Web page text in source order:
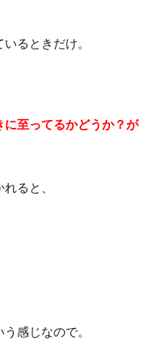
るときだけ。
至ってるかどうか？が
ると、
感じなので。